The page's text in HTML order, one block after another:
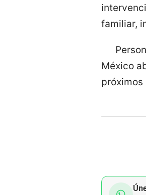
familiar,
México
próximos